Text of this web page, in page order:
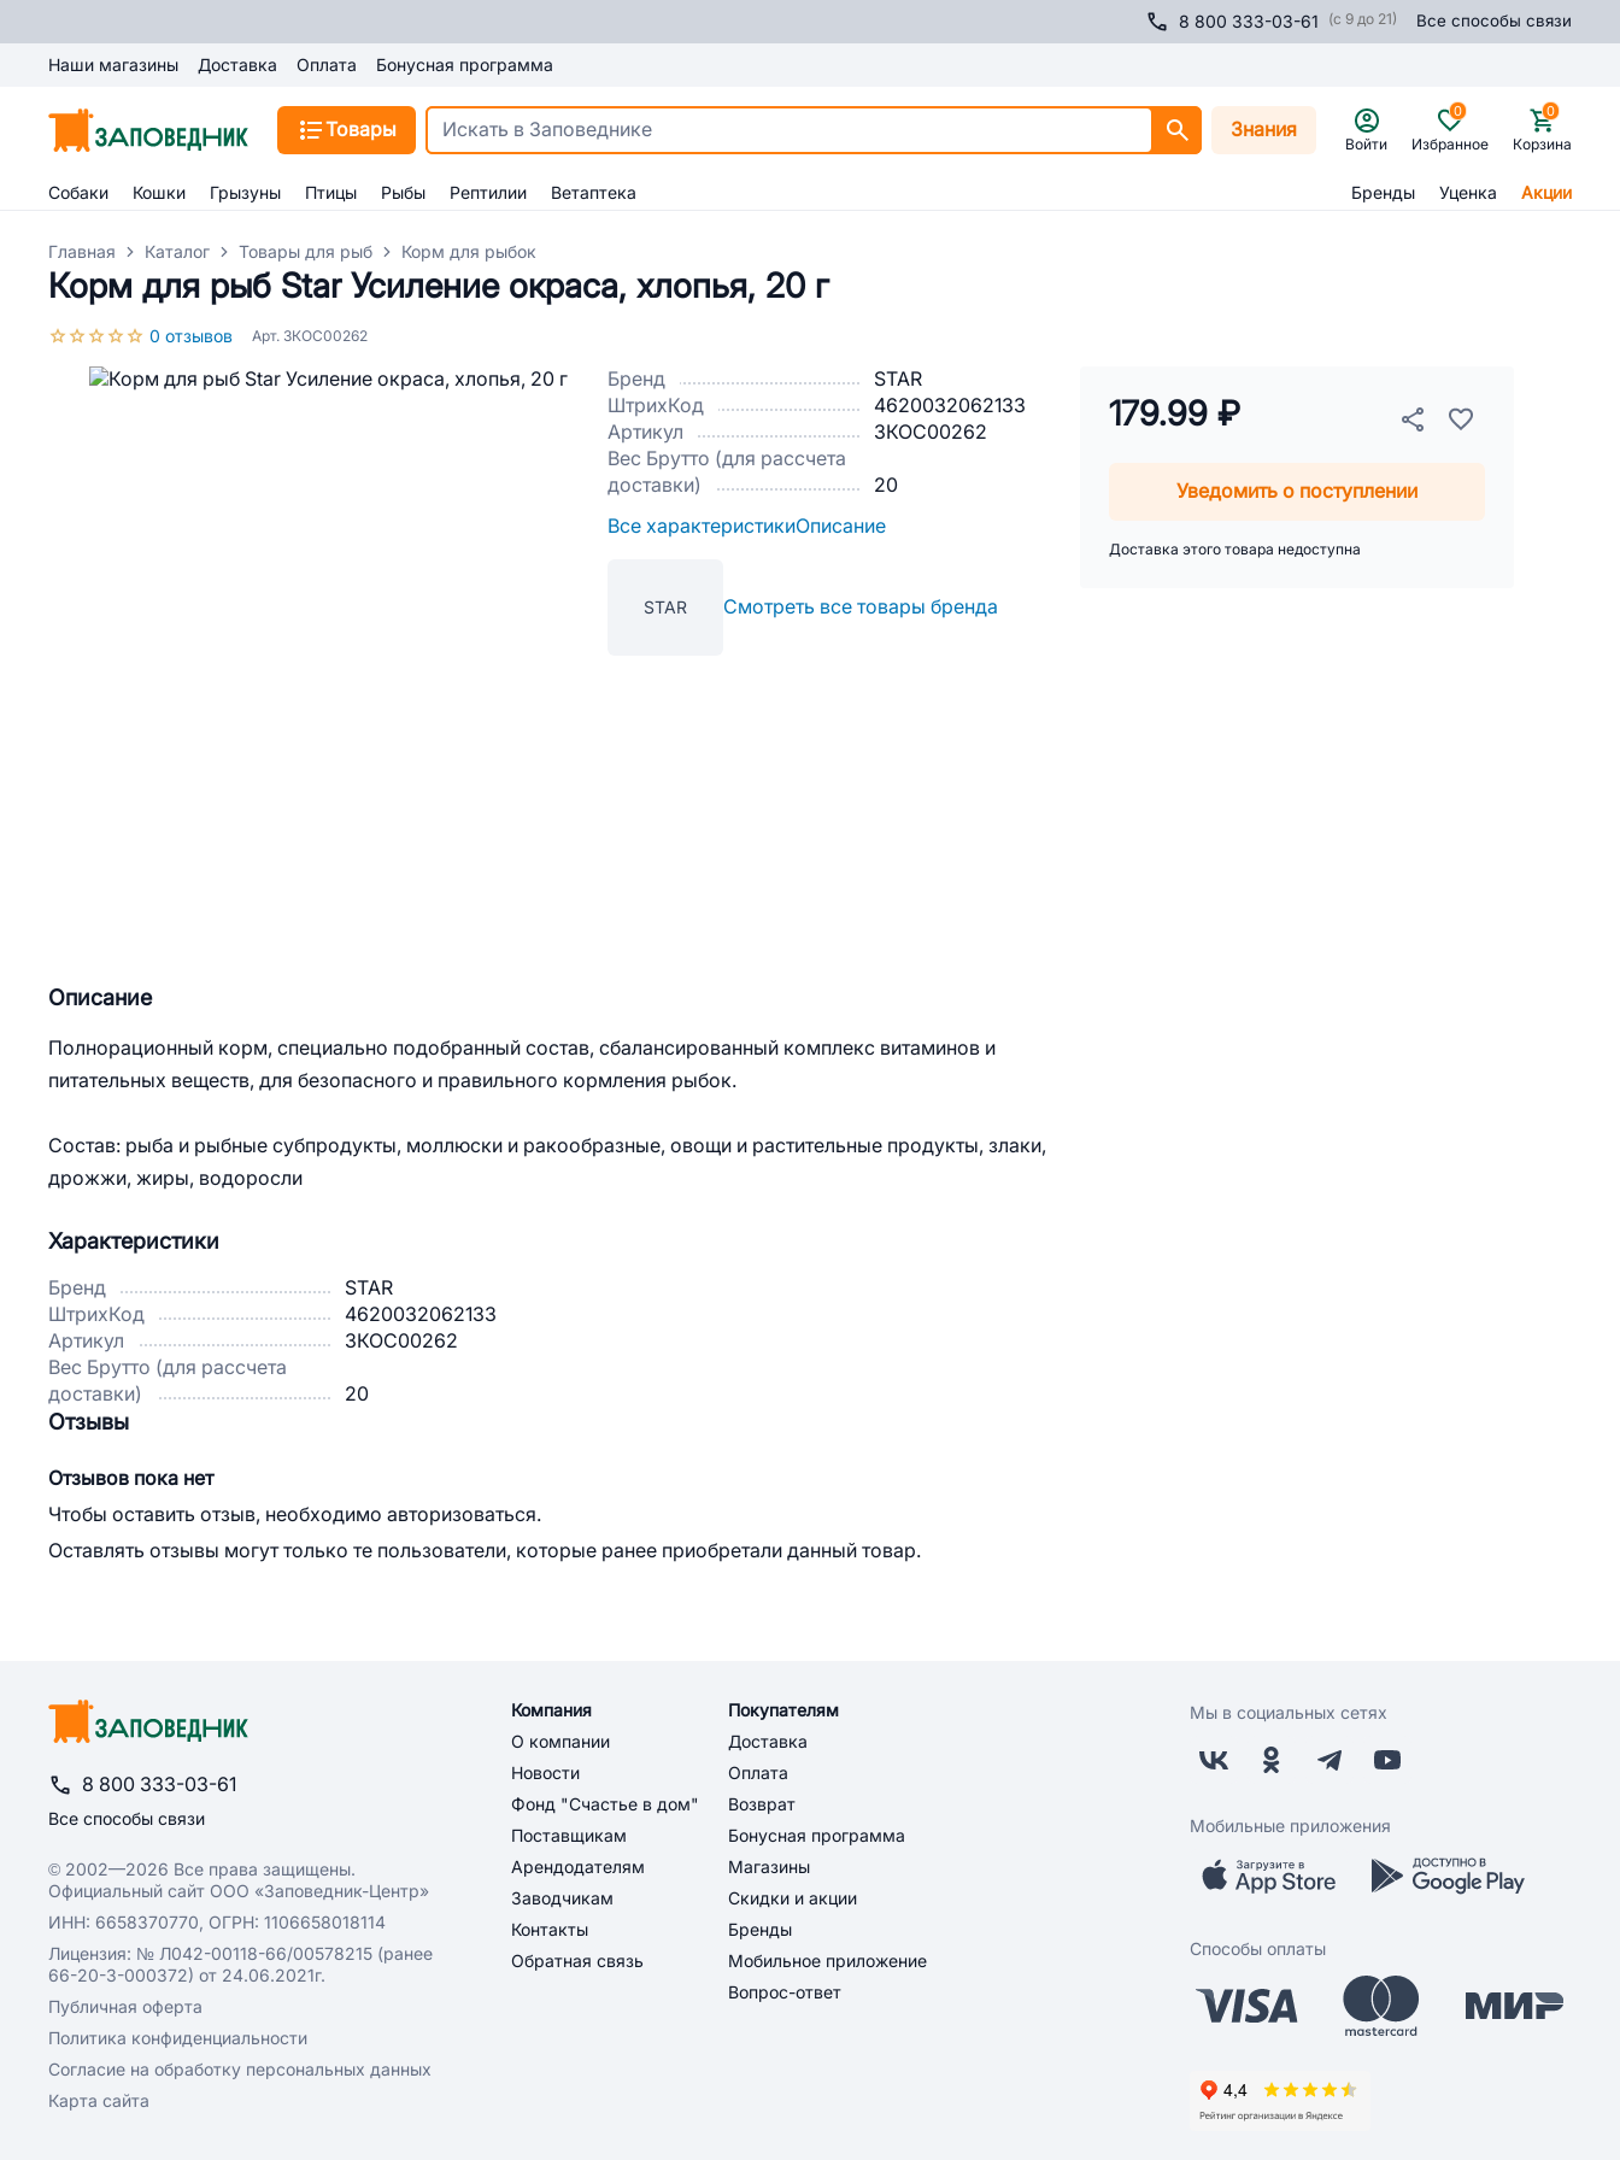
8 800 333-03-61 (с 9 до 21) Все способы связи
Наши магазины Доставка Оплата Бонусная программа
Товары Знания
Войти Избранное
0
Корзина
0
Собаки Кошки Грызуны Птицы Рыбы Рептилии Ветаптека Бренды Уценка Акции
Главная Каталог Товары для рыб Корм для рыбок
Корм для рыб Star Усиление окраса, хлопья, 20 г
0 отзывов Арт. 3КОС00262
Бренд
STAR
ШтрихКод
4620032062133
Артикул
3КОС00262
Вес Брутто (для рассчета
доставки)
20
Все характеристикиОписание
STAR Смотреть все товары бренда
179.99 ₽
Уведомить о поступлении
Доставка этого товара недоступна
Описание
Полнорационный корм, специально подобранный состав, сбалансированный комплекс витаминов и
питательных веществ, для безопасного и правильного кормления рыбок.
Состав: рыба и рыбные субпродукты, моллюски и ракообразные, овощи и растительные продукты, злаки,
дрожжи, жиры, водоросли
Характеристики
Бренд
STAR
ШтрихКод
4620032062133
Артикул
3КОС00262
Вес Брутто (для рассчета
доставки)
20
Отзывы
Отзывов пока нет
Чтобы оставить отзыв, необходимо авторизоваться.
Оставлять отзывы могут только те пользователи, которые ранее приобретали данный товар.
8 800 333-03-61
Все способы связи
© 2002—2026 Все права защищены.
Официальный сайт ООО «Заповедник-Центр»
ИНН: 6658370770, ОГРН: 1106658018114
Лицензия: № Л042-00118-66/00578215 (ранее
66-20-3-000372) от 24.06.2021г.
Публичная оферта
Политика конфиденциальности
Согласие на обработку персональных данных
Карта сайта
Компания
О компании
Новости
Фонд "Счастье в дом"
Поставщикам
Арендодателям
Заводчикам
Контакты
Обратная связь
Покупателям
Доставка
Оплата
Возврат
Бонусная программа
Магазины
Скидки и акции
Бренды
Мобильное приложение
Вопрос-ответ
Мы в социальных сетях
Мобильные приложения
Способы оплаты